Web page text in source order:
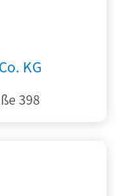
KG
398